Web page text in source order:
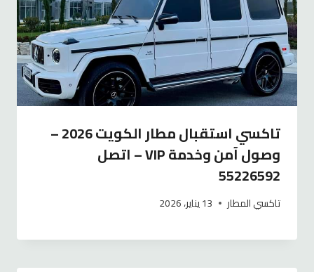
تاكسي استقبال مطار الكويت 2026 –
وصول آمن وخدمة VIP – اتصل
55226592
تاكسي المطار 13 يناير، 2026